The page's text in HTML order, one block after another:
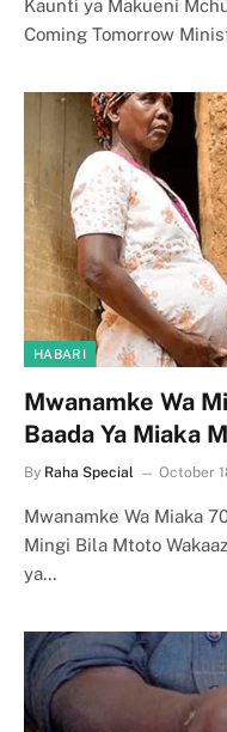
Kaunti ya Makueni
Coming Tomorrow
HABARI
Mwanamke Wa
Baada Ya Miaka
By Raha Special October
Mwanamke Wa Miaka
Mingi Bila Mtoto
ya…